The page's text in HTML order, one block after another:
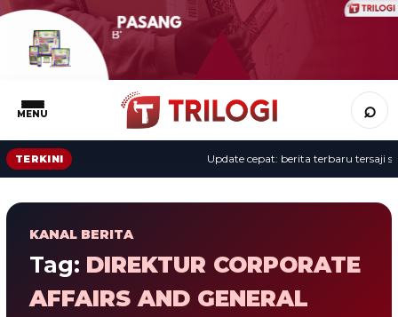
MENU ⌕
TERKINI Update cepat: berita terbaru tersaji
KANAL BERITA
Tag: DIREKTUR CORPORATE
AFFAIRS AND GENERAL